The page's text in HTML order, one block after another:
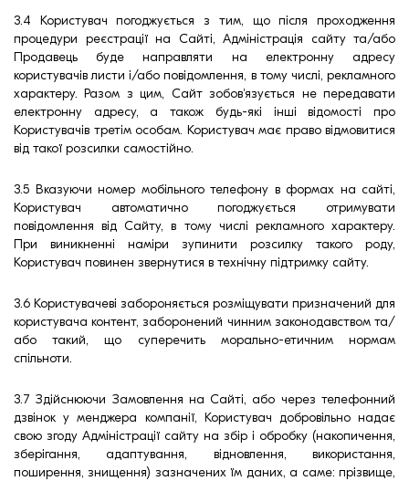
3.4 Користувач погоджується з тим, що після проходження
процедури реєстрації на Сайті, Адміністрація сайту та/або
Продавець буде направляти на електронну адресу
користувачів листи і/або повідомлення, в тому числі, рекламного
характеру. Разом з цим, Сайт зобов'язується не передавати
електронну адресу, а також будь-які інші відомості про
Користувачів третім особам. Користувач має право відмовитися
від такої розсилки самостійно.
3.5 Вказуючи номер мобільного телефону в формах на сайті,
Користувач автоматично погоджується отримувати
повідомлення від Сайту, в тому числі рекламного характеру.
При виникненні наміри зупинити розсилку такого роду,
Користувач повинен звернутися в технічну підтримку сайту.
3.6 Користувачеві забороняється розміщувати призначений для
користувача контент, заборонений чинним законодавством та/
або такий, що суперечить морально-етичним нормам
спільноти.
3.7 Здійснюючи Замовлення на Сайті, або через телефонний
дзвінок у менджера компанії, Користувач добровільно надає
свою згоду Адміністрації сайту на збір і обробку (накопичення,
зберігання, адаптування, відновлення, використання,
поширення, знищення) зазначених їм даних, а саме: прізвище,